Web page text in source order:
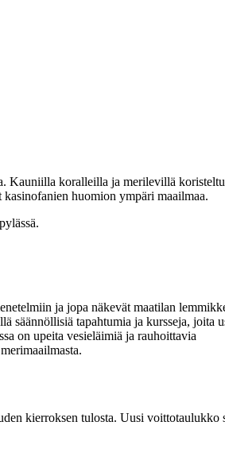
Kauniilla koralleilla ja merilevillä
kasinofanien huomion ympäri maailmaa.
ja jopa näkevät maatilan
säännöllisiä tapahtumia ja kursseja, joita
on upeita vesieläimiä ja rauhoittavia
kierroksen tulosta. Uusi voittotaulukko